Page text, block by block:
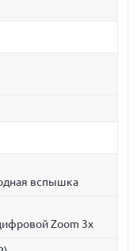
вспышка
Zoom 3x